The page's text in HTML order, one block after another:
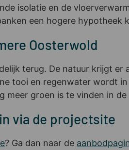
isolatie en de
een hogere hypotheek
Oosterwold
terug. De natuur krijgt er
tooi en regenwater wordt
groen is te vinden in
via de projectsite
? Ga dan naar de